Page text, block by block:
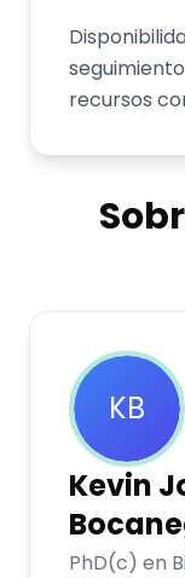
recursos
KB
Kevin
PhD(c) en